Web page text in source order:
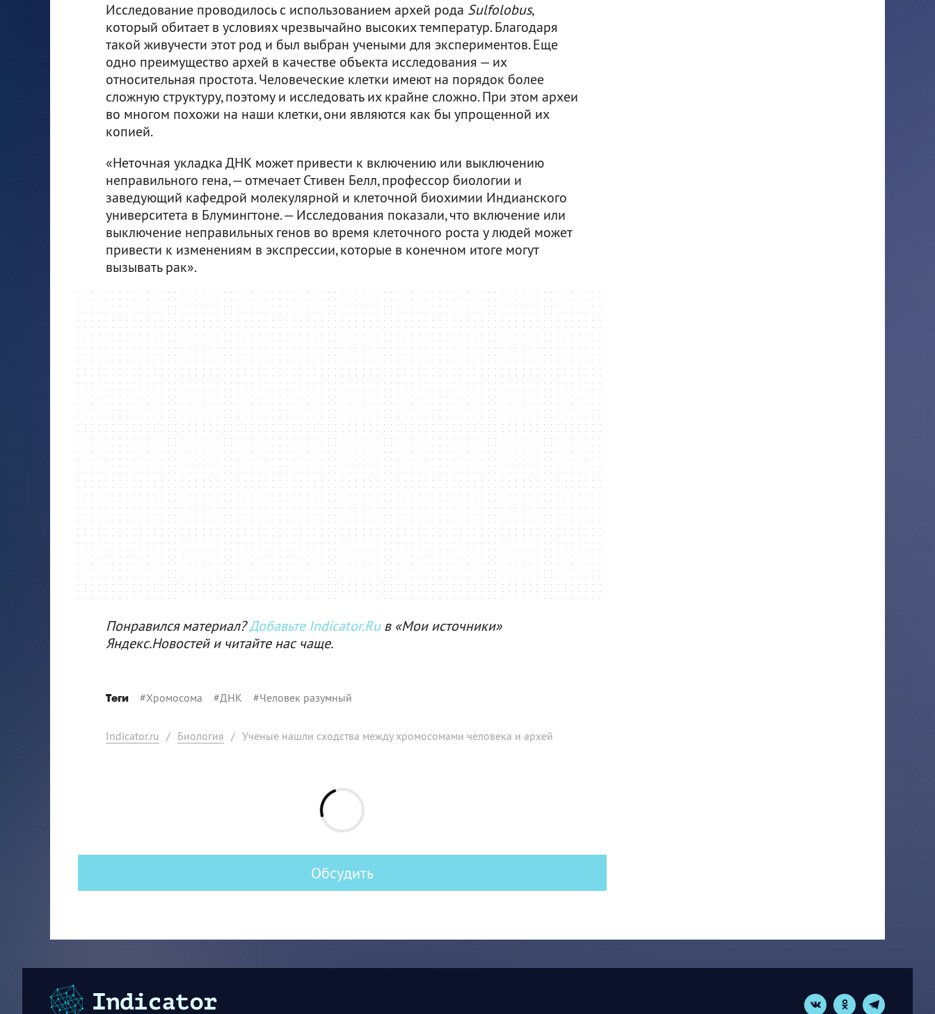
Исследование проводилось с использованием архей рода Sulfolobus,
который обитает в условиях чрезвычайно высоких температур. Благодаря
такой живучести этот род и был выбран учеными для экспериментов. Еще
одно преимущество архей в качестве объекта исследования — их
относительная простота. Человеческие клетки имеют на порядок более
сложную структуру, поэтому и исследовать их крайне сложно. При этом археи
во многом похожи на наши клетки, они являются как бы упрощенной их
копией.
«Неточная укладка ДНК может привести к включению или выключению
неправильного гена, — отмечает Стивен Белл, профессор биологии и
заведующий кафедрой молекулярной и клеточной биохимии Индианского
университета в Блумингтоне. — Исследования показали, что включение или
выключение неправильных генов во время клеточного роста у людей может
привести к изменениям в экспрессии, которые в конечном итоге могут
вызывать рак».
Понравился материал?Добавьте Indicator.Ruв «Мои источники»
Яндекс.Новостей и читайте нас чаще.
Теги #Хромосома #ДНК #Человек разумный
Indicator.ru / Биология / Ученые нашли сходства между хромосомами человека и архей
Обсудить